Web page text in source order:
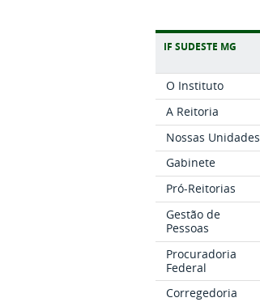
IF SUDESTE MG
O Instituto
A Reitoria
Nossas Unidades
Gabinete
Pró-Reitorias
Gestão de
Pessoas
Procuradoria
Federal
Corregedoria